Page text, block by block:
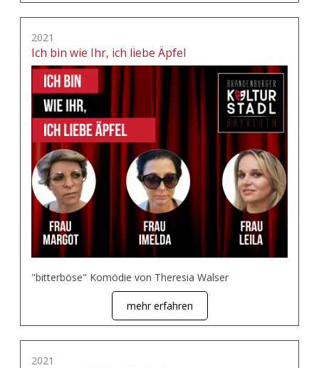
2021
Ich bin wie Ihr, ich liebe Äpfel
"bitterböse" Komödie von Theresia Walser
mehr erfahren
2021